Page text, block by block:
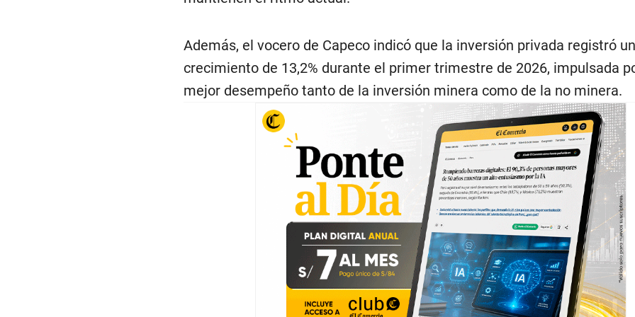
Además, el vocero de Capeco indicó que la inversión privada registró un
crecimiento de 13,2% durante el primer trimestre de 2026, impulsada
mejor desempeño tanto de la inversión minera como de la no minera.